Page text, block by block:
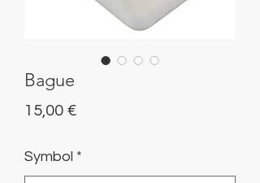
Bague
15,00 €Preis
Symbol *